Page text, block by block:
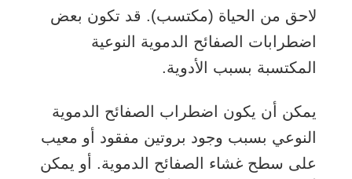
لاحق من الحياة (مكتسب). قد تكون بعض
اضطرابات الصفائح الدموية النوعية
المكتسبة بسبب الأدوية.
يمكن أن يكون اضطراب الصفائح الدموية
النوعي بسبب وجود بروتين مفقود أو معيب
على سطح غشاء الصفائح الدموية. أو يمكن